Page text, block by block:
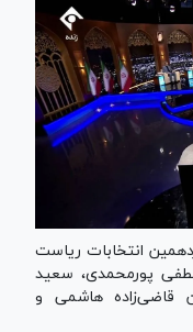
انتخابات ریاست
پورمحمدی، سعید
قاضی‌زاده هاشمی و